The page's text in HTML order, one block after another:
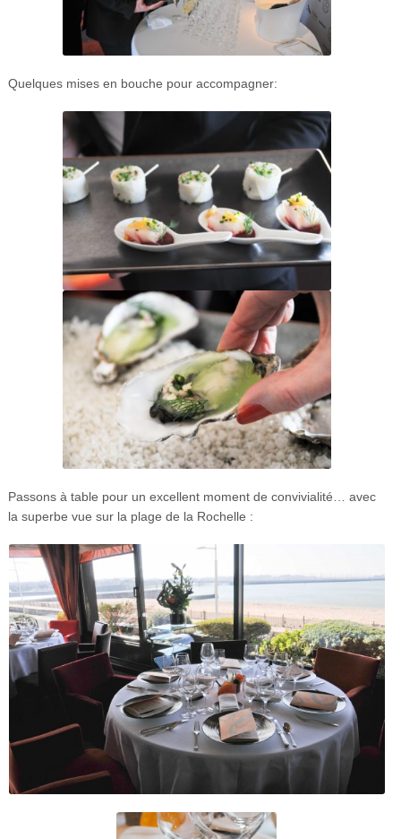
Quelques mises en bouche pour accompagner:
Passons à table pour un excellent moment de convivialité… avec
la superbe vue sur la plage de la Rochelle :